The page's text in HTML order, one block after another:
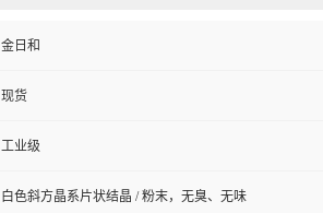
金日和
现货
工业级
白色斜方晶系片状结晶 / 粉末，无臭、无味